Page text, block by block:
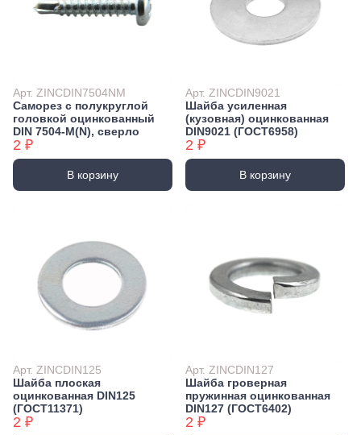
Арт. ZINCDIN7504NM
Саморез с полукруглой
головкой оцинкованный
DIN 7504-М(N), сверло
2 ₽
В корзину
Арт. ZINCDIN9021
Шайба усиленная
(кузовная) оцинкованная
DIN9021 (ГОСТ6958)
2 ₽
В корзину
Арт. ZINCDIN125
Шайба плоская
оцинкованная DIN125
(ГОСТ11371)
2 ₽
Арт. ZINCDIN127
Шайба гроверная
пружинная оцинкованная
DIN127 (ГОСТ6402)
2 ₽